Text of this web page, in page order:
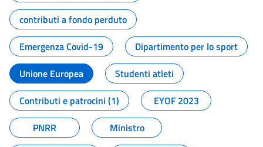
contributi a fondo perduto
Emergenza Covid-19
Dipartimento per lo sport
Unione Europea
Studenti atleti
Contributi e patrocini (1)
EYOF 2023
PNRR
Ministro